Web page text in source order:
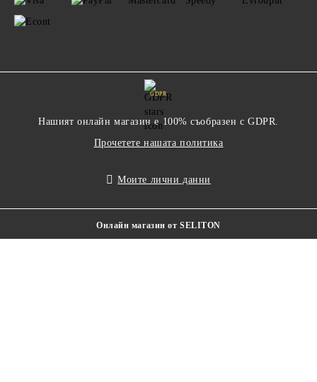
GDPR
Нашият онлайн магазин е 100% съобразен с GDPR.
Прочетете нашата политика
Моите лични данни
Онлайн магазин от SELITON